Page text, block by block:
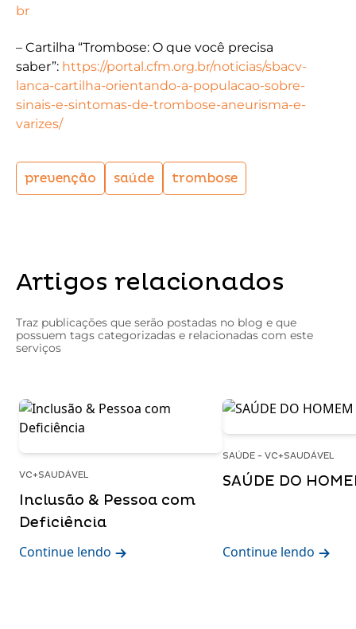
br
– Cartilha “Trombose: O que você precisa
saber”: https://portal.cfm.org.br/noticias/sbacv-
lanca-cartilha-orientando-a-populacao-sobre-
sinais-e-sintomas-de-trombose-aneurisma-e-
varizes/
prevenção saúde trombose
Artigos relacionados
Traz publicações que serão postadas no blog e que
possuem tags categorizadas e relacionadas com este
serviços
VC+SAUDÁVEL
Inclusão & Pessoa com
Deficiência
Continue lendo
SAÚDE - VC+SAUDÁVEL
SAÚDE DO
Continue lendo